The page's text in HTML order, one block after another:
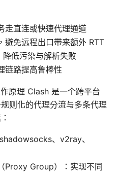
走直连或快速代理通道
避免远程出口带来额外 RTT
低污染与解析失败
链路提高鲁棒性
原理 Clash 是一个跨平台
则化的代理分流与多条代理
、v2ray、
Proxy Group）：实现不同